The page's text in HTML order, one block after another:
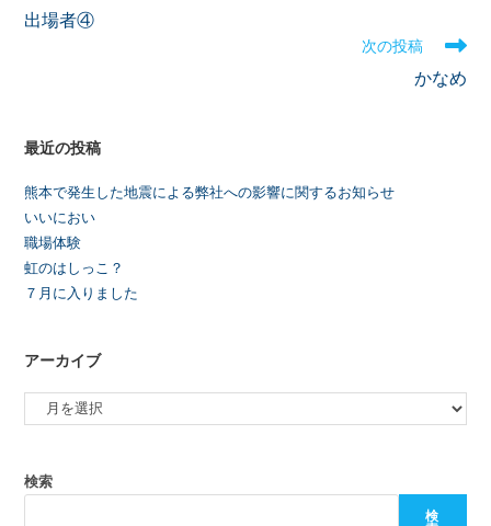
出場者④
次の投稿
かなめ
最近の投稿
熊本で発生した地震による弊社への影響に関するお知らせ
いいにおい
職場体験
虹のはしっこ？
７月に入りました
アーカイブ
検索
検